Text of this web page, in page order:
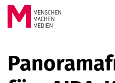
Springe zum Inhalt
MACHEN